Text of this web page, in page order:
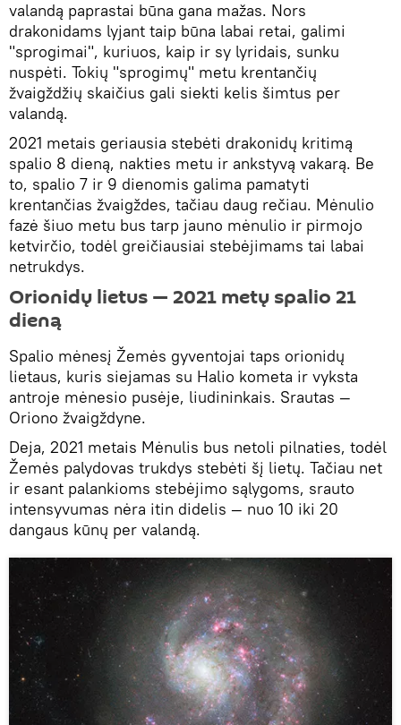
valandą paprastai būna gana mažas. Nors
drakonidams lyjant taip būna labai retai, galimi
"sprogimai", kuriuos, kaip ir sy lyridais, sunku
nuspėti. Tokių "sprogimų" metu krentančių
žvaigždžių skaičius gali siekti kelis šimtus per
valandą.
2021 metais geriausia stebėti drakonidų kritimą
spalio 8 dieną, nakties metu ir ankstyvą vakarą. Be
to, spalio 7 ir 9 dienomis galima pamatyti
krentančias žvaigždes, tačiau daug rečiau. Mėnulio
fazė šiuo metu bus tarp jauno mėnulio ir pirmojo
ketvirčio, ​​todėl greičiausiai stebėjimams tai labai
netrukdys.
Orionidų lietus — 2021 metų spalio 21
dieną
Spalio mėnesį Žemės gyventojai taps orionidų
lietaus, kuris siejamas su Halio kometa ir vyksta
antroje mėnesio pusėje, liudininkais. Srautas —
Oriono žvaigždyne.
Deja, 2021 metais Mėnulis bus netoli pilnaties, todėl
Žemės palydovas trukdys stebėti šį lietų. Tačiau net
ir esant palankioms stebėjimo sąlygoms, srauto
intensyvumas nėra itin didelis — nuo 10 iki 20
dangaus kūnų per valandą.